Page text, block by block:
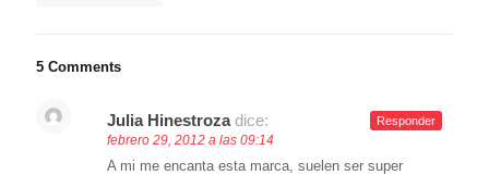
5 Comments
Julia Hinestroza dice:
febrero 29, 2012 a las 09:14
A mi me encanta esta marca, suelen ser super
Responder